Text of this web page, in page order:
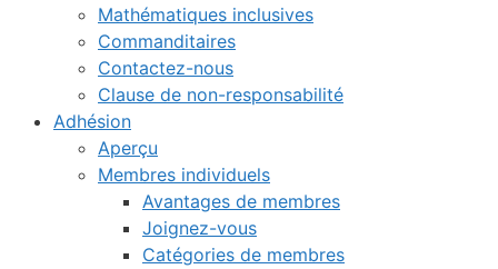
Mathématiques inclusives
Commanditaires
Contactez-nous
Clause de non-responsabilité
Adhésion
Aperçu
Membres individuels
Avantages de membres
Joignez-vous
Catégories de membres